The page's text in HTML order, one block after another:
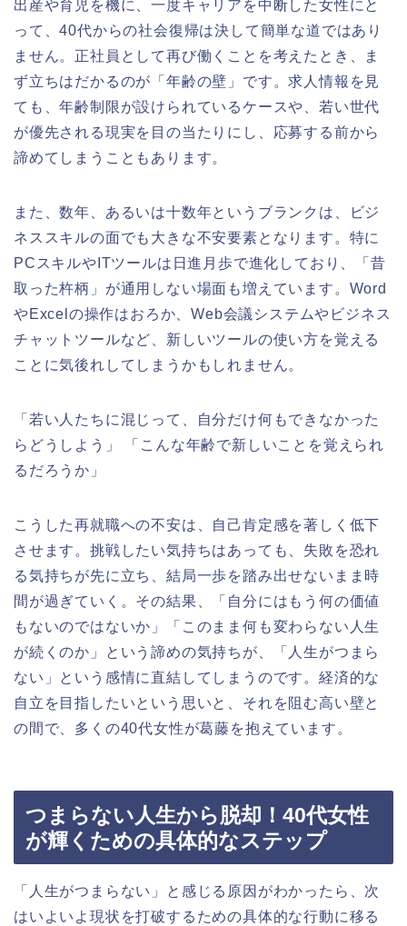
出産や育児を機に、一度キャリアを中断した女性にと
って、40代からの社会復帰は決して簡単な道ではあり
ません。正社員として再び働くことを考えたとき、ま
ず立ちはだかるのが「年齢の壁」です。求人情報を見
ても、年齢制限が設けられているケースや、若い世代
が優先される現実を目の当たりにし、応募する前から
諦めてしまうこともあります。
また、数年、あるいは十数年というブランクは、ビジ
ネススキルの面でも大きな不安要素となります。特に
PCスキルやITツールは日進月歩で進化しており、「昔
取った杵柄」が通用しない場面も増えています。Word
やExcelの操作はおろか、Web会議システムやビジネス
チャットツールなど、新しいツールの使い方を覚える
ことに気後れしてしまうかもしれません。
「若い人たちに混じって、自分だけ何もできなかった
らどうしよう」 「こんな年齢で新しいことを覚えられ
るだろうか」
こうした再就職への不安は、自己肯定感を著しく低下
させます。挑戦したい気持ちはあっても、失敗を恐れ
る気持ちが先に立ち、結局一歩を踏み出せないまま時
間が過ぎていく。その結果、「自分にはもう何の価値
もないのではないか」「このまま何も変わらない人生
が続くのか」という諦めの気持ちが、「人生がつまら
ない」という感情に直結してしまうのです。経済的な
自立を目指したいという思いと、それを阻む高い壁と
の間で、多くの40代女性が葛藤を抱えています。
つまらない人生から脱却！40代女性
が輝くための具体的なステップ
「人生がつまらない」と感じる原因がわかったら、次
はいよいよ現状を打破するための具体的な行動に移る